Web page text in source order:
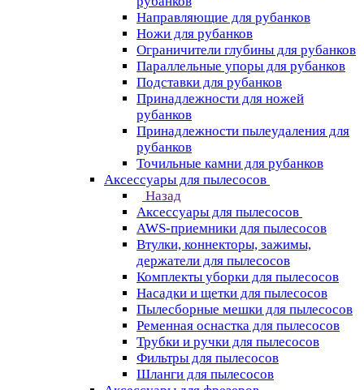
Направляющие для рубанков
Ножи для рубанков
Ограничители глубины для рубанков
Параллельные упоры для рубанков
Подставки для рубанков
Принадлежности для ножей
рубанков
Принадлежности пылеудаления для
рубанков
Точильные камни для рубанков
Аксессуары для пылесосов
Назад
Аксессуары для пылесосов
AWS-приемники для пылесосов
Втулки, коннекторы, зажимы,
держатели для пылесосов
Комплекты уборки для пылесосов
Насадки и щетки для пылесосов
Пылесборные мешки для пылесосов
Ременная оснастка для пылесосов
Трубки и ручки для пылесосов
Фильтры для пылесосов
Шланги для пылесосов